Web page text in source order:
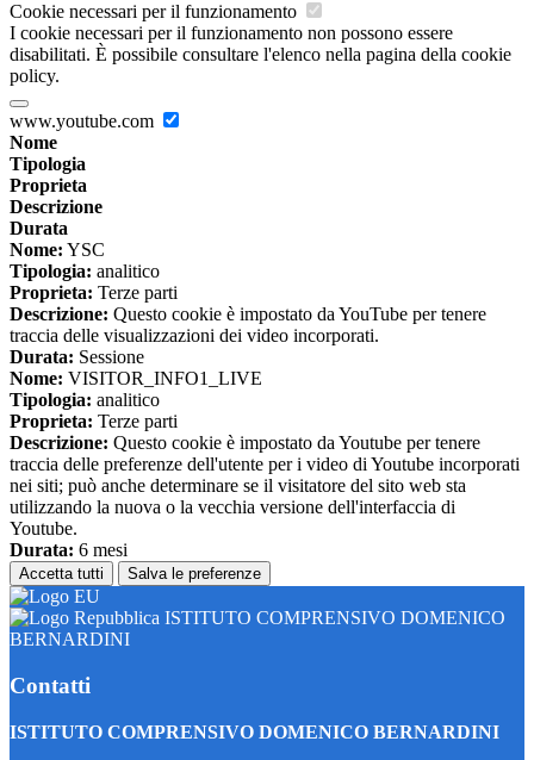
Cookie necessari per il funzionamento
I cookie necessari per il funzionamento non possono essere
disabilitati. È possibile consultare l'elenco nella pagina della cookie
policy.
www.youtube.com
Nome
Tipologia
Proprieta
Descrizione
Durata
Nome: YSC
Tipologia: analitico
Proprieta: Terze parti
Descrizione: Questo cookie è impostato da YouTube per tenere
traccia delle visualizzazioni dei video incorporati.
Durata: Sessione
Nome: VISITOR_INFO1_LIVE
Tipologia: analitico
Proprieta: Terze parti
Descrizione: Questo cookie è impostato da Youtube per tenere
traccia delle preferenze dell'utente per i video di Youtube incorporati
nei siti; può anche determinare se il visitatore del sito web sta
utilizzando la nuova o la vecchia versione dell'interfaccia di
Youtube.
Durata: 6 mesi
Accetta tutti Salva le preferenze
ISTITUTO COMPRENSIVO DOMENICO
BERNARDINI
Contatti
ISTITUTO COMPRENSIVO DOMENICO BERNARDINI